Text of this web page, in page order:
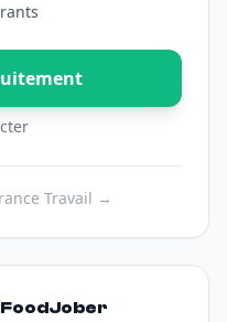
Travail →